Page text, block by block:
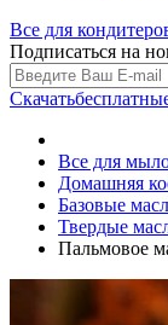
Все для
Подписаться на
Скачать
Все для
Домашняя
Базовые
Твердые
Пальмовое